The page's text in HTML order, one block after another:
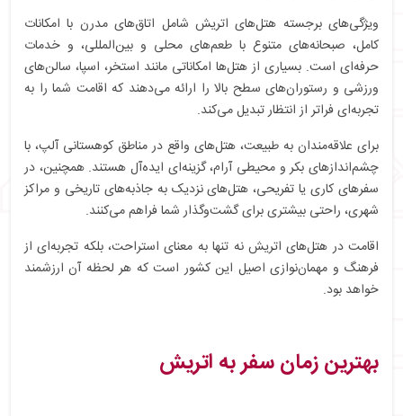
ویژگی‌های برجسته هتل‌های اتریش شامل اتاق‌های مدرن با امکانات
کامل، صبحانه‌های متنوع با طعم‌های محلی و بین‌المللی، و خدمات
حرفه‌ای است. بسیاری از هتل‌ها امکاناتی مانند استخر، اسپا، سالن‌های
ورزشی و رستوران‌های سطح بالا را ارائه می‌دهند که اقامت شما را به
تجربه‌ای فراتر از انتظار تبدیل می‌کند.
برای علاقه‌مندان به طبیعت، هتل‌های واقع در مناطق کوهستانی آلپ، با
چشم‌اندازهای بکر و محیطی آرام، گزینه‌ای ایده‌آل هستند. همچنین، در
سفرهای کاری یا تفریحی، هتل‌های نزدیک به جاذبه‌های تاریخی و مراکز
شهری، راحتی بیشتری برای گشت‌وگذار شما فراهم می‌کنند.
اقامت در هتل‌های اتریش نه تنها به معنای استراحت، بلکه تجربه‌ای از
فرهنگ و مهمان‌نوازی اصیل این کشور است که هر لحظه آن ارزشمند
خواهد بود.
بهترین زمان سفر به اتریش